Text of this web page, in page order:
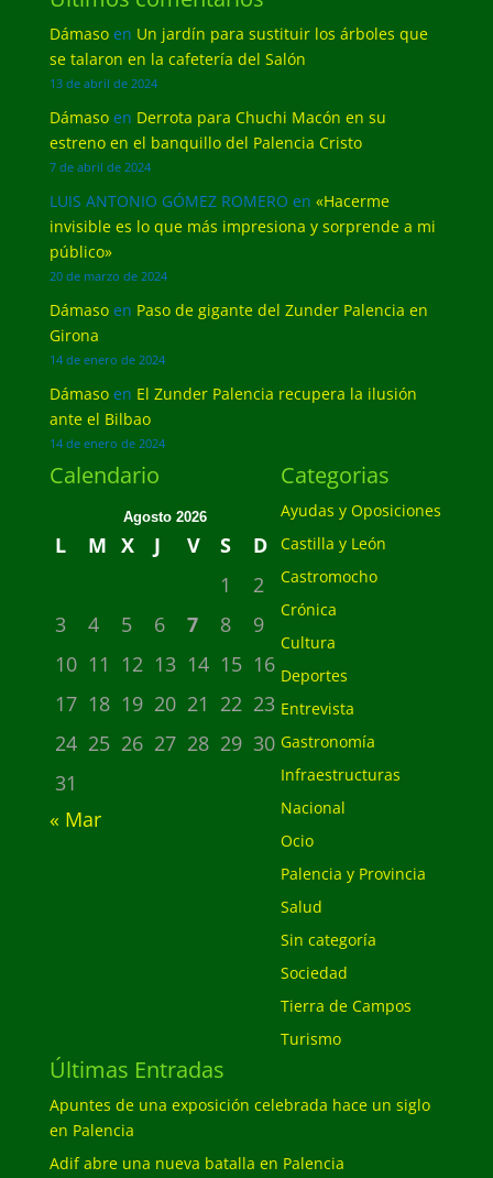
Dámasoen Un jardín para sustituir los árboles que
se talaron en la cafetería del Salón
13 de abril de 2024
Dámasoen Derrota para Chuchi Macón en su
estreno en el banquillo del Palencia Cristo
7 de abril de 2024
LUIS ANTONIO GÓMEZ ROMERO en «Hacerme
invisible es lo que más impresiona y sorprende a mi
público»
20 de marzo de 2024
Dámasoen Paso de gigante del Zunder Palencia en
Girona
14 de enero de 2024
Dámasoen El Zunder Palencia recupera la ilusión
ante el Bilbao
14 de enero de 2024
Calendario
Agosto 2026
L M X J V S
D
1
2
3
4 5 6 7 8
9
10 11 12 13 14 15 16
17 18 19 20 21 22 23
24 25 26 27 28 29 30
31
« Mar
Categorias
Ayudas y Oposiciones
Castilla y León
Castromocho
Crónica
Cultura
Deportes
Entrevista
Gastronomía
Infraestructuras
Nacional
Ocio
Palencia y Provincia
Salud
Sin categoría
Sociedad
Tierra de Campos
Turismo
Últimas Entradas
Apuntes de una exposición celebrada hace un siglo
en Palencia
Adif abre una nueva batalla en Palencia